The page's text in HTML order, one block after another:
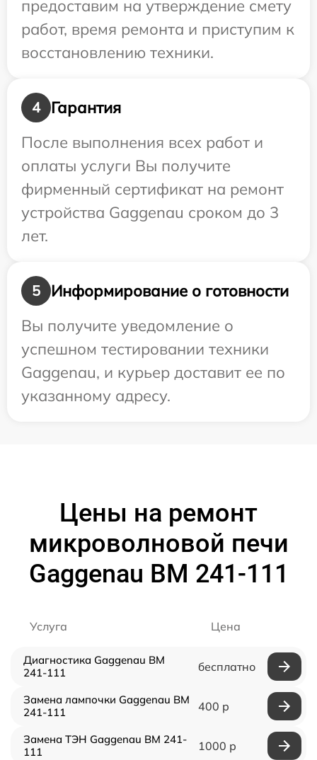
предоставим на утверждение смету
работ, время ремонта и приступим к
восстановлению техники.
4
Гарантия
После выполнения всех работ и
оплаты услуги Вы получите
фирменный сертификат на ремонт
устройства Gaggenau сроком до 3
лет.
5
Информирование о готовности
Вы получите уведомление о
успешном тестировании техники
Gaggenau, и курьер доставит ее по
указанному адресу.
Цены на ремонт
микроволновой печи
Gaggenau BM 241-111
Услуга Цена
Диагностика Gaggenau BM
241-111
бесплатно
Замена лампочки Gaggenau BM
241-111
400 р
Замена ТЭН Gaggenau BM 241-
111
1000 р